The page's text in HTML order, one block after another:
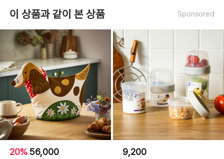
이 상품과 같이 본 상품 Sponsored
20% 56,000 9,200